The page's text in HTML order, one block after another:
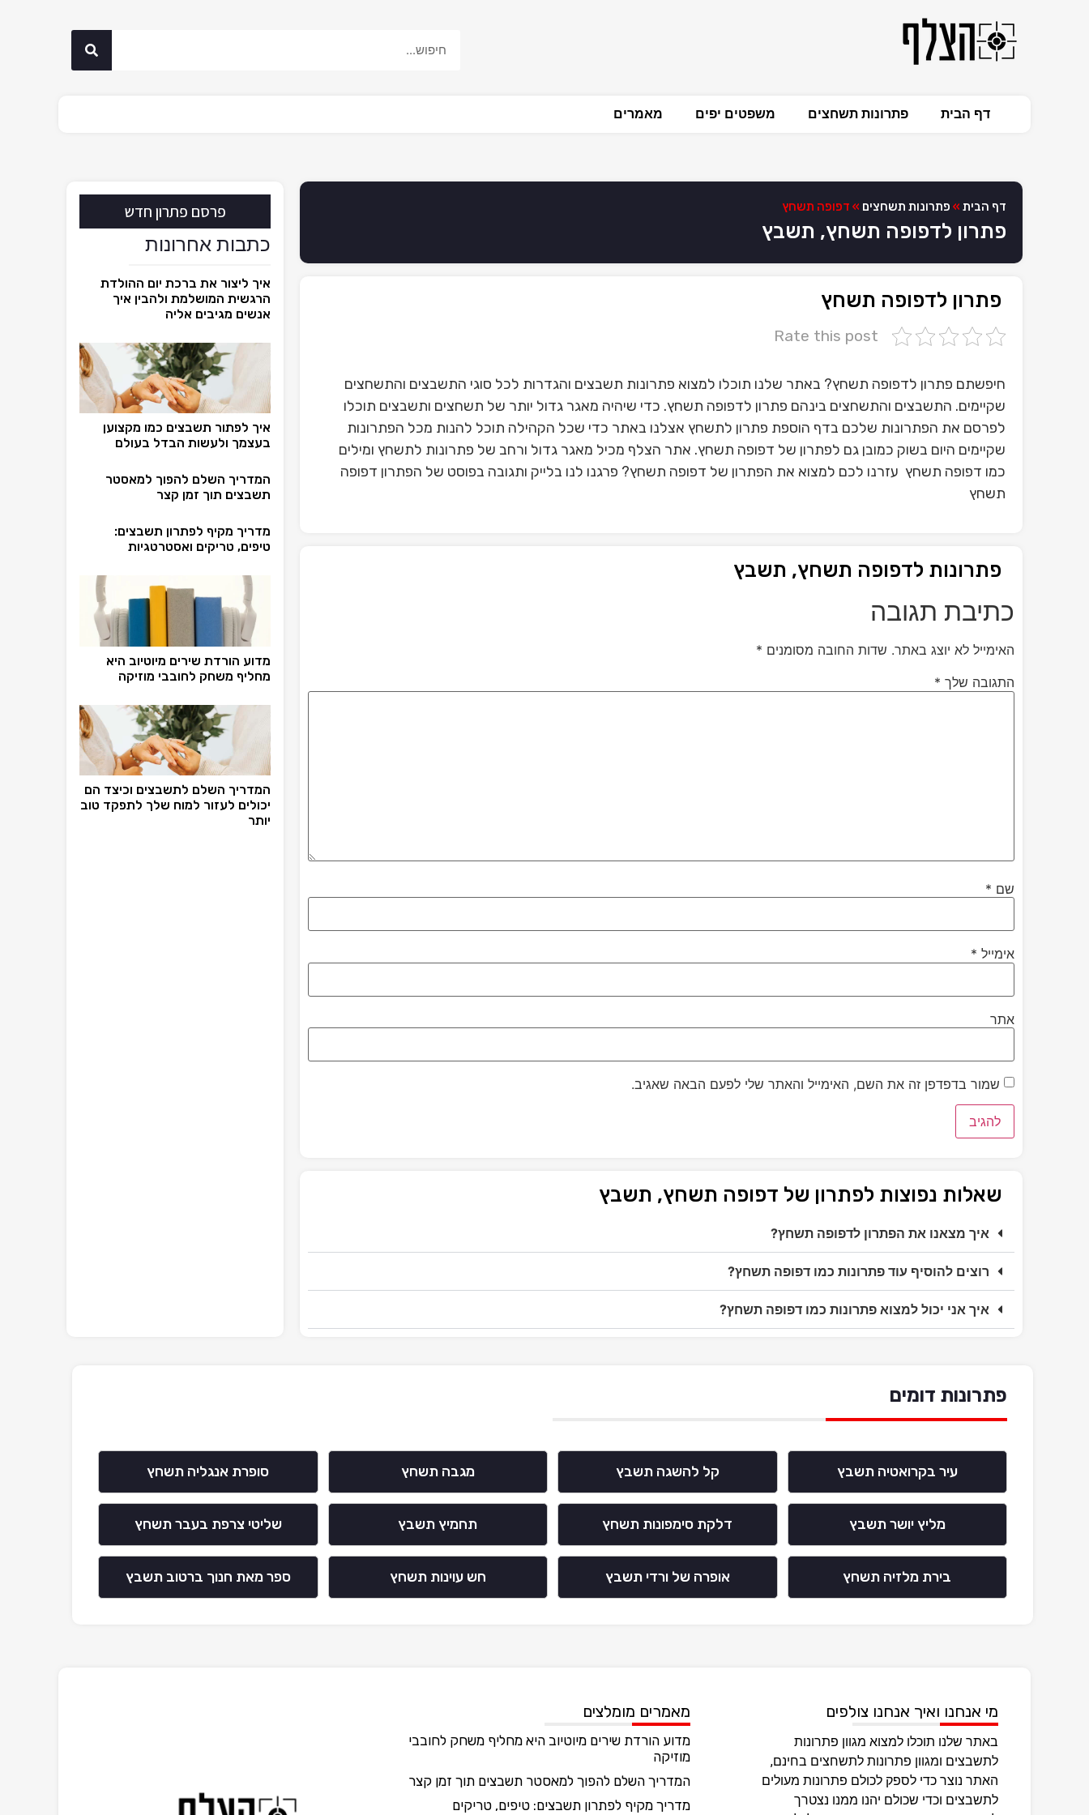
דף הבית פתרונות תשחצים משפטים יפים מאמרים
דף הבית » פתרונות תשחצים » דפופה תשחץ
פתרון לדפופה תשחץ, תשבץ
פתרון לדפופה תשחץ
Rate this post
חיפשתם פתרון לדפופה תשחץ? באתר שלנו תוכלו למצוא פתרונות תשבצים והגדרות לכל סוגי התשבצים והתשחצים
שקיימים. התשבצים והתשחצים בינהם פתרון לדפופה תשחץ. כדי שיהיה מאגר גדול יותר של תשחצים ותשבצים תוכלו
לפרסם את הפתרונות שלכם בדף הוספת פתרון לתשחץ אצלנו באתר כדי שכל הקהילה תוכל להנות מכל הפתרונות
שקיימים היום בשוק כמובן גם לפתרון של דפופה תשחץ. אתר הצלף מכיל מאגר גדול ורחב של פתרונות לתשחץ ומילים
כמו דפופה תשחץ עזרנו לכם למצוא את הפתרון של דפופה תשחץ? פרגנו לנו בלייק ותגובה בפוסט של הפתרון דפופה
תשחץ
פתרונות לדפופה תשחץ, תשבץ
כתיבת תגובה
האימייל לא יוצג באתר. שדות החובה מסומנים *
התגובה שלך *
שם *
אימייל *
אתר
שמור בדפדפן זה את השם, האימייל והאתר שלי לפעם הבאה שאגיב.
שאלות נפוצות לפתרון של דפופה תשחץ, תשבץ
איך מצאנו את הפתרון לדפופה תשחץ?
רוצים להוסיף עוד פתרונות כמו דפופה תשחץ?
איך אני יכול למצוא פתרונות כמו דפופה תשחץ?
פרסם פתרון חדש
כתבות אחרונות
איך ליצור את ברכת יום ההולדת
הרגשית המושלמת ולהבין איך
אנשים מגיבים אליה
איך לפתור תשבצים כמו מקצוען
בעצמך ולעשות הבדל בעולם
המדריך השלם להפוך למאסטר
תשבצים תוך זמן קצר
מדריך מקיף לפתרון תשבצים:
טיפים, טריקים ואסטרטגיות
מדוע הורדת שירים מיוטיוב היא
מחליף משחק לחובבי מוזיקה
המדריך השלם לתשבצים וכיצד הם
יכולים לעזור למוח שלך לתפקד טוב
יותר
פתרונות דומים
עיר בקרואטיה תשבץ קל להשגה תשבץ מגבה תשחץ סופרת אנגליה תשחץ
מליץ יושר תשבץ דלקת סימפונות תשחץ תחמיץ תשבץ שליטי צרפת בעבר תשחץ
בירת מלזיה תשחץ אופרה של ורדי תשבץ חש עוינות תשחץ ספר מאת חנוך ברטוב תשבץ
מי אנחנו ואיך אנחנו צולפים
באתר שלנו תוכלו למצוא מגוון פתרונות
לתשבצים ומגוון פתרונות לתשחצים בחינם,
האתר נוצר כדי לספק לכולם פתרונות מעולים
לתשבצים וכדי שכולם יהנו ממנו נצטרך
מאמרים מומלצים
מדוע הורדת שירים מיוטיוב היא מחליף משחק לחובבי
מוזיקה
המדריך השלם להפוך למאסטר תשבצים תוך זמן קצר
מדריך מקיף לפתרון תשבצים: טיפים, טריקים